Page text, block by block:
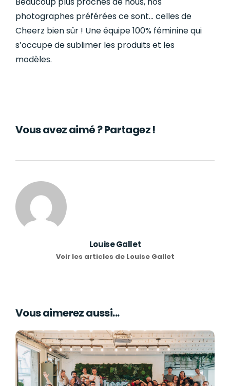
photographes préférées ce sont… celles de
Cheerz bien sûr ! Une équipe 100% féminine qui
s’occupe de sublimer les produits et les
modèles.
Vous avez aimé ? Partagez !
Louise Gallet
Voir les articles de Louise Gallet
Vous aimerez aussi...